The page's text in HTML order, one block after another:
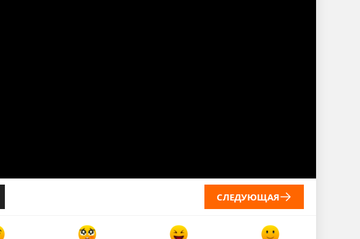
СЛЕДУЮЩАЯ